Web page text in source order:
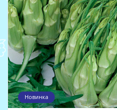
Новинка